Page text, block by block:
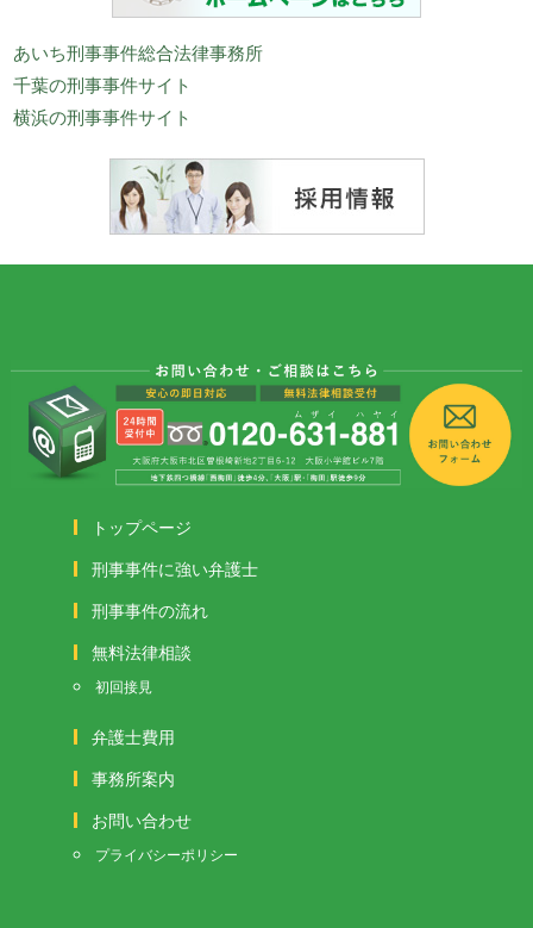
あいち刑事事件総合法律事務所
千葉の刑事事件サイト
横浜の刑事事件サイト
トップページ
刑事事件に強い弁護士
刑事事件の流れ
無料法律相談
初回接見
弁護士費用
事務所案内
お問い合わせ
プライバシーポリシー